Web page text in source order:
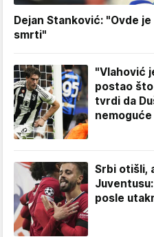
Dejan Stanković: "Ovde
smrti"
"Vlahović
postao
tvrdi da
nemoguće
Srbi otišli,
posle